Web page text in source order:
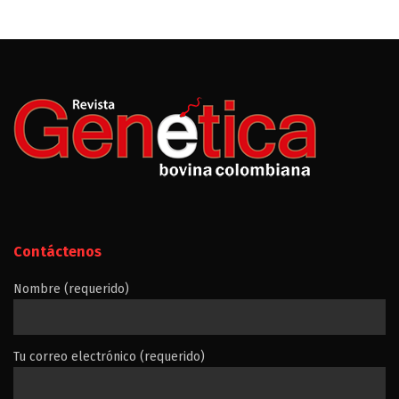
Contáctenos
Nombre (requerido)
Tu correo electrónico (requerido)